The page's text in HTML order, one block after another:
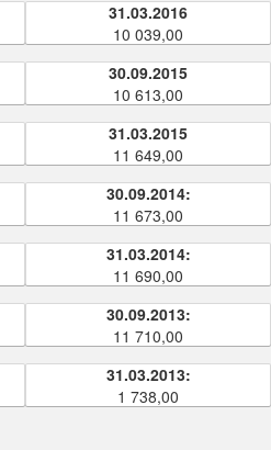
31.03.2016
10 039,00
30.09.2015
10 613,00
31.03.2015
11 649,00
30.09.2014:
11 673,00
31.03.2014:
11 690,00
30.09.2013:
11 710,00
31.03.2013:
1 738,00